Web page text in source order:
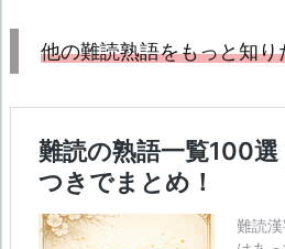
他の難読熟語をもっと知